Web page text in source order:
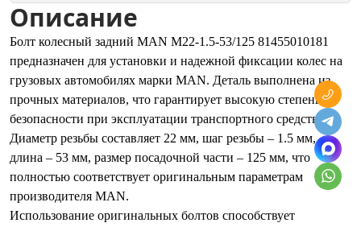
Описание
Болт колесный задний MAN M22-1.5-53/125 81455010181
предназначен для установки и надежной фиксации колес на
грузовых автомобилях марки MAN. Деталь выполнена из
прочных материалов, что гарантирует высокую степень
безопасности при эксплуатации транспортного средства.
Диаметр резьбы составляет 22 мм, шаг резьбы – 1.5 мм,
длина – 53 мм, размер посадочной части – 125 мм, что
полностью соответствует оригинальным параметрам
производителя MAN.
Использование оригинальных болтов способствует